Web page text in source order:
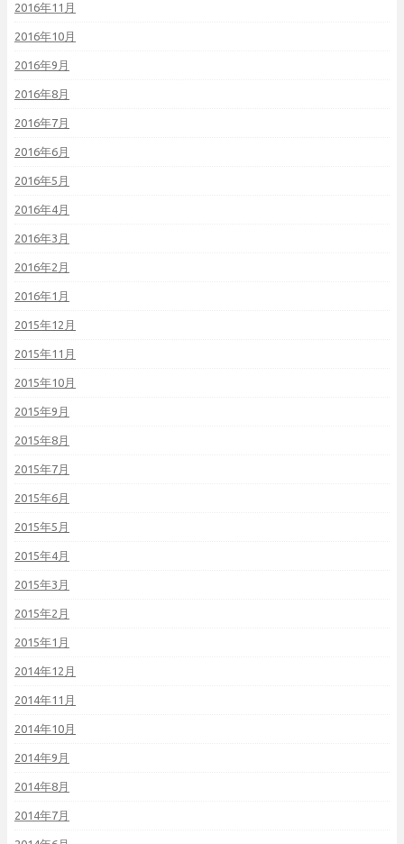
2016年11月
2016年10月
2016年9月
2016年8月
2016年7月
2016年6月
2016年5月
2016年4月
2016年3月
2016年2月
2016年1月
2015年12月
2015年11月
2015年10月
2015年9月
2015年8月
2015年7月
2015年6月
2015年5月
2015年4月
2015年3月
2015年2月
2015年1月
2014年12月
2014年11月
2014年10月
2014年9月
2014年8月
2014年7月